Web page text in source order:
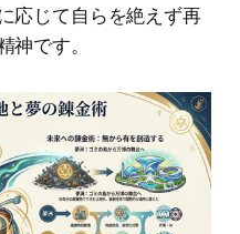
応じて自らを絶えず再
神です。